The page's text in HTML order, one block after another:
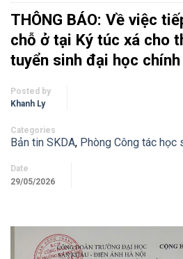
THÔNG BÁO: Về việc
chỗ ở tại Ký túc xá cho
tuyển sinh đại học
Posted by
Khanh Ly
Categories
Bản tin SKDA, Phòng Công tác học
Date
29/05/2026